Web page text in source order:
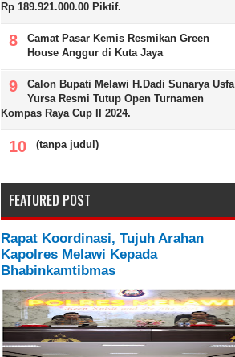
Rp 189.921.000.00 Piktif.
Camat Pasar Kemis Resmikan Green
House Anggur di Kuta Jaya
Calon Bupati Melawi H.Dadi Sunarya Usfa
Yursa Resmi Tutup Open Turnamen
Kompas Raya Cup II 2024.
(tanpa judul)
FEATURED POST
Rapat Koordinasi, Tujuh Arahan
Kapolres Melawi Kepada
Bhabinkamtibmas